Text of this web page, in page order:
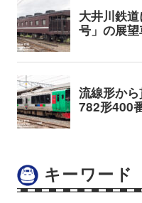
キーワード